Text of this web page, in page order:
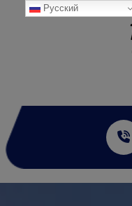
ПерейтиРусский